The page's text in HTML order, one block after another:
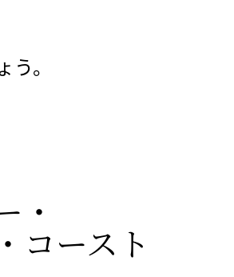
。
・
コースト